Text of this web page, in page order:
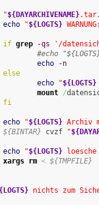
"${DAYARCHIVENAME}
echo
"${LOGTS}
if grep -qs '/
#echo
echo
-n
else
echo
"${LOGTS}
mount
/
fi
echo "${LOGTS} Archiv
${BINTAR} cvzf "
echo "${LOGTS} loesche
xargs
rm < ${TMPFILE}
nichts zum